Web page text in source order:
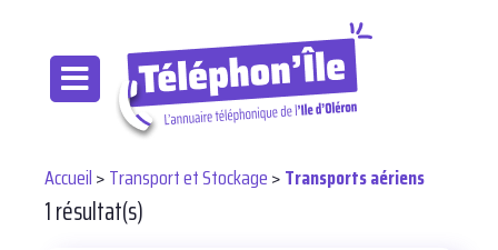
Accueil>Transport et Stockage>Transports aériens
1 résultat(s)